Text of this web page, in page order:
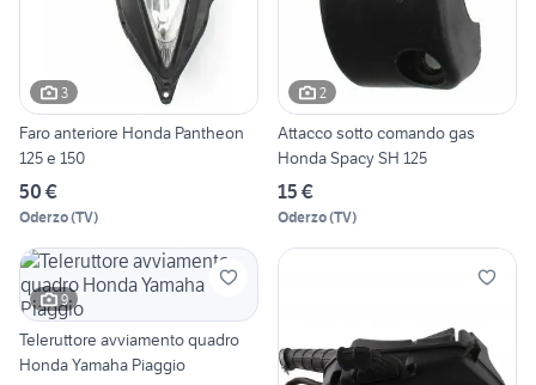
3
Faro anteriore Honda Pantheon
125 e 150
50 €
Oderzo(TV)
2
Attacco sotto comando gas
Honda Spacy SH 125
15 €
Oderzo(TV)
9
Teleruttore avviamento quadro
Honda Yamaha Piaggio